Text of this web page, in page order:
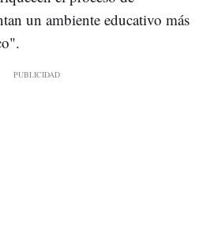
un ambiente educativo más